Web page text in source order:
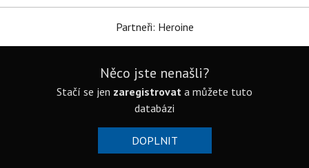
Partneři: Heroine
Něco jste nenašli?
Stačí se jen zaregistrovat a můžete tuto
databázi
DOPLNIT